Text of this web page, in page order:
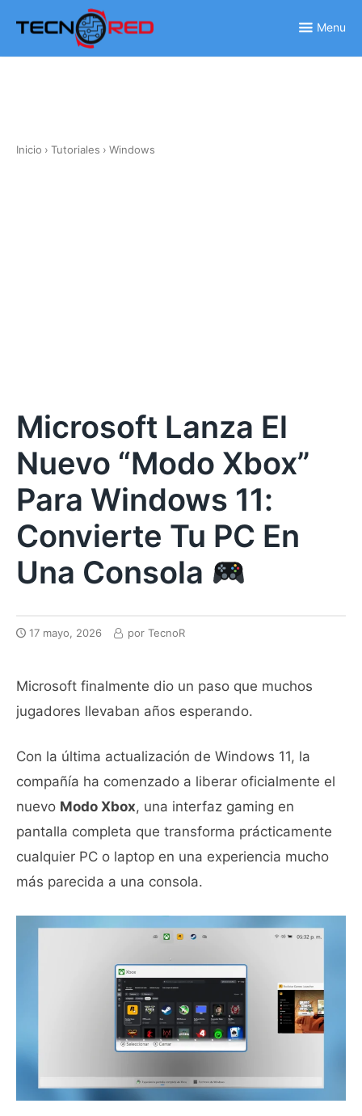
content
Menu
Inicio › Tutoriales › Windows
Microsoft Lanza El
Nuevo “Modo Xbox”
Para Windows 11:
Convierte Tu PC En
Una Consola
17 mayo, 2026 por TecnoR
Microsoft finalmente dio un paso que muchos
jugadores llevaban años esperando.
Con la última actualización de Windows 11, la
compañía ha comenzado a liberar oficialmente el
nuevo Modo Xbox, una interfaz gaming en
pantalla completa que transforma prácticamente
cualquier PC o laptop en una experiencia mucho
más parecida a una consola.